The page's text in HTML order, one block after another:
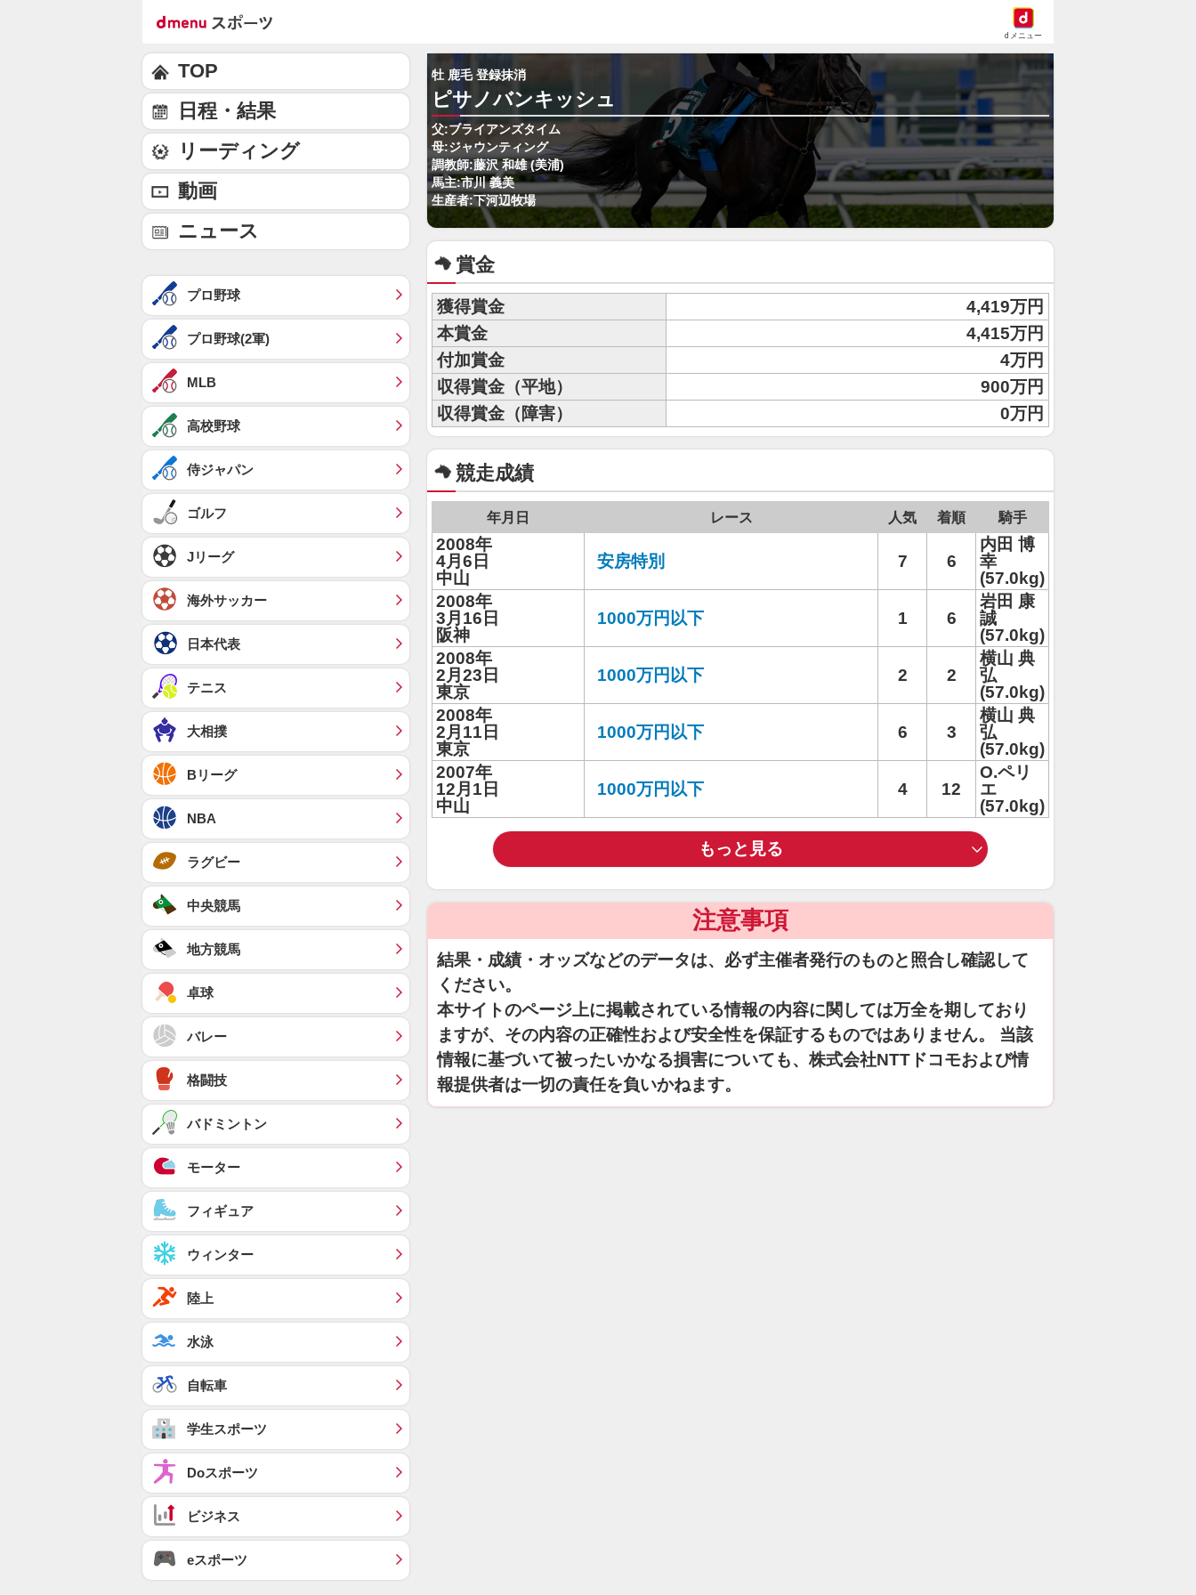
dメニュー
牡 鹿毛 登録抹消
ピサノバンキッシュ
父:ブライアンズタイム
母:ジャウンティング
調教師:藤沢 和雄 (美浦)
馬主:市川 義美
生産者:下河辺牧場
賞金
獲得賞金
4,419万円
本賞金
4,415万円
付加賞金
4万円
収得賞金（平地）
900万円
収得賞金（障害）
0万円
競走成績
年月日 レース 人気 着順 騎手
2008年
4月6日
中山
安房特別 7 6
内田 博
幸
(57.0kg)
2008年
3月16日
阪神
1000万円以下 1 6
岩田 康
誠
(57.0kg)
2008年
2月23日
東京
1000万円以下 2 2
横山 典
弘
(57.0kg)
2008年
2月11日
東京
1000万円以下 6 3
横山 典
弘
(57.0kg)
2007年
12月1日
中山
1000万円以下 4 12
O.ペリ
エ
(57.0kg)
もっと見る
注意事項
結果・成績・オッズなどのデータは、必ず主催者発行のものと照合し確認して
ください。
本サイトのページ上に掲載されている情報の内容に関しては万全を期しており
ますが、その内容の正確性および安全性を保証するものではありません。 当該
情報に基づいて被ったいかなる損害についても、株式会社NTTドコモおよび情
報提供者は一切の責任を負いかねます。
TOP
日程・結果
リーディング
動画
ニュース
プロ野球
プロ野球(2軍)
MLB
高校野球
侍ジャパン
ゴルフ
Jリーグ
海外サッカー
日本代表
テニス
大相撲
Bリーグ
NBA
ラグビー
中央競馬
地方競馬
卓球
バレー
格闘技
バドミントン
モーター
フィギュア
ウィンター
陸上
水泳
自転車
学生スポーツ
Doスポーツ
ビジネス
eスポーツ